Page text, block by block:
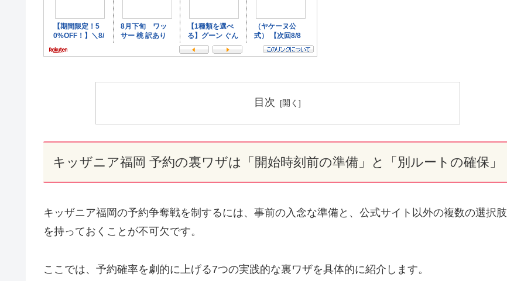
目次
キッザニア福岡 予約の裏ワザは「開始時刻前の準備」と「別ルートの確保」
キッザニア福岡の予約争奪戦を制するには、事前の入念な準備と、公式サイト以外の複数の選択肢
を持っておくことが不可欠です。
ここでは、予約確率を劇的に上げる7つの実践的な裏ワザを具体的に紹介します。